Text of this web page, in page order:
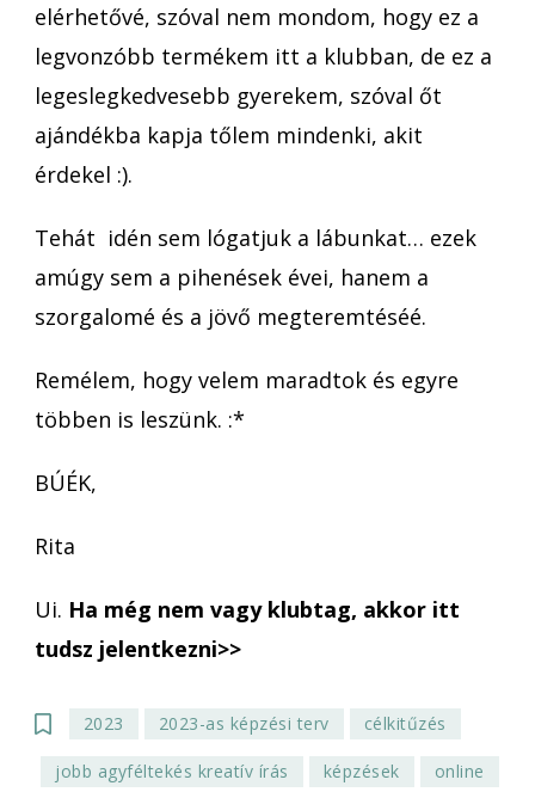
elérhetővé, szóval nem mondom, hogy ez a
legvonzóbb termékem itt a klubban, de ez a
legeslegkedvesebb gyerekem, szóval őt
ajándékba kapja tőlem mindenki, akit
érdekel :).
Tehát idén sem lógatjuk a lábunkat… ezek
amúgy sem a pihenések évei, hanem a
szorgalomé és a jövő megteremtéséé.
Remélem, hogy velem maradtok és egyre
többen is leszünk. :*
BÚÉK,
Rita
Ui. Ha még nem vagy klubtag, akkor itt
tudsz jelentkezni>>
2023 2023-as képzési terv célkitűzés
jobb agyféltekés kreatív írás képzések online